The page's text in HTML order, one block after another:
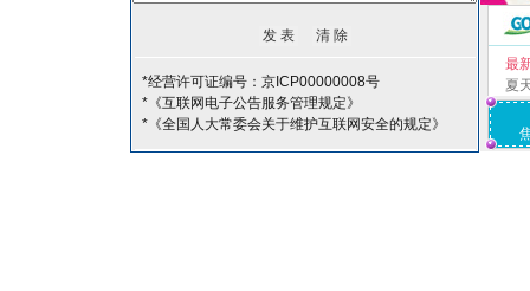
*经营许可证编号：京ICP00000008号
*《互联网电子公告服务管理规定》
*《全国人大常委会关于维护互联网安全的规定》
最
夏